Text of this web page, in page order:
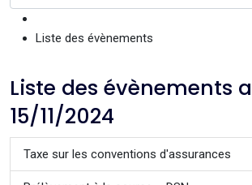
Liste des évènements
Liste des évènements
15/11/2024
Taxe sur les conventions d'assurances